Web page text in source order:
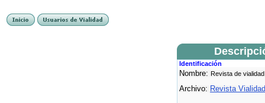
Identificación
Nombre: Revista de
Archivo: Revista